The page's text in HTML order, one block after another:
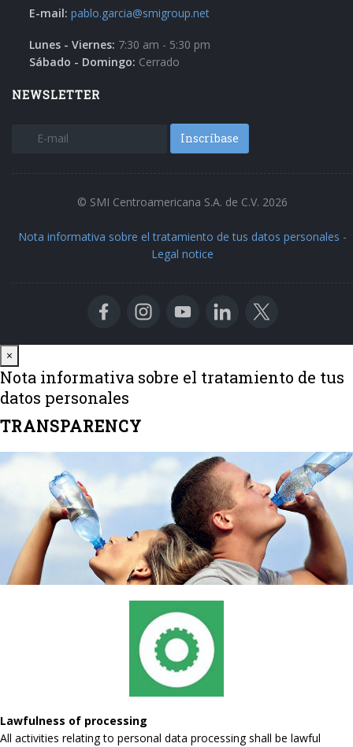
E-mail: pablo.garcia@smigroup.net
Lunes - Viernes: 7:30 am - 5:30 pm
Sábado - Domingo: Cerrado
NEWSLETTER
Inscríbase
© SMI Centroamericana S.A. de C.V. 2026
Nota informativa sobre el tratamiento de tus datos personales -
Legal notice
×
Nota informativa sobre el tratamiento de tus
datos personales
TRANSPARENCY
Lawfulness of processing
All activities relating to personal data processing shall be lawful